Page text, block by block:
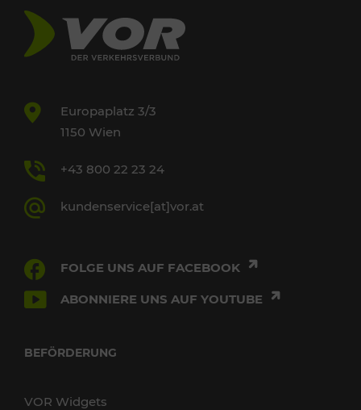
Europaplatz 3/3
1150 Wien
+43 800 22 23 24
kundenservice[at]vor.at
FOLGE UNS AUF FACEBOOK
ABONNIERE UNS AUF YOUTUBE
BEFÖRDERUNG
VOR Widgets